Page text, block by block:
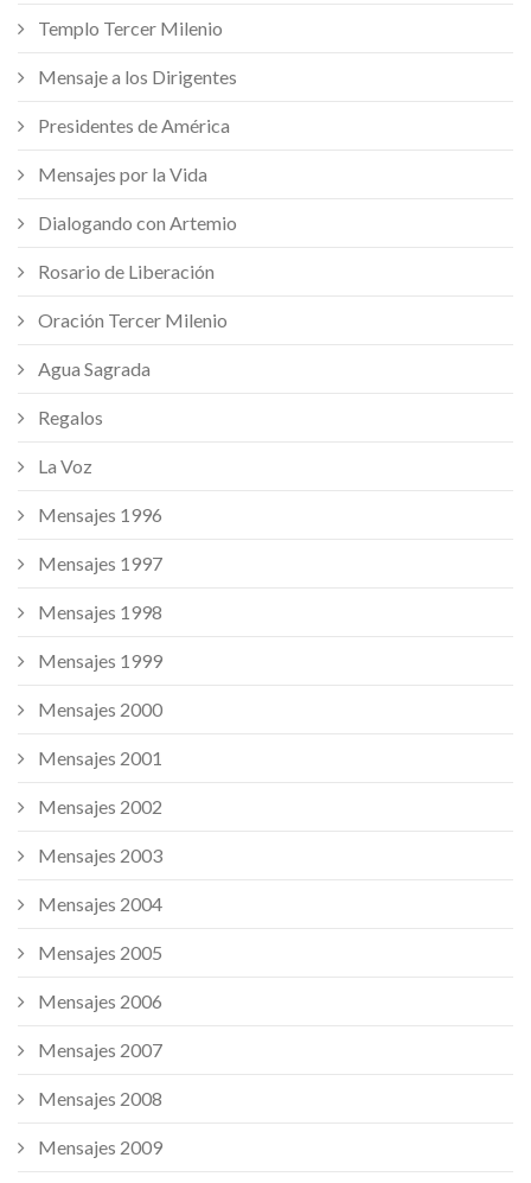
Templo Tercer Milenio
Mensaje a los Dirigentes
Presidentes de América
Mensajes por la Vida
Dialogando con Artemio
Rosario de Liberación
Oración Tercer Milenio
Agua Sagrada
Regalos
La Voz
Mensajes 1996
Mensajes 1997
Mensajes 1998
Mensajes 1999
Mensajes 2000
Mensajes 2001
Mensajes 2002
Mensajes 2003
Mensajes 2004
Mensajes 2005
Mensajes 2006
Mensajes 2007
Mensajes 2008
Mensajes 2009